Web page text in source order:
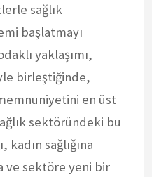
sağlık
başlatmayı
yaklaşımı,
birleştiğinde,
en üst
sektöründeki bu
kadın sağlığına
ve sektöre yeni bir